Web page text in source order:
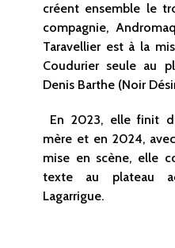
créent ensemble le
compagnie,
Taravellier est à la
Coudurier seule au
Denis Barthe (Noir
En 2023, elle finit
mère et en 2024,
mise en scène, elle
texte au plateau
Lagarrigue.